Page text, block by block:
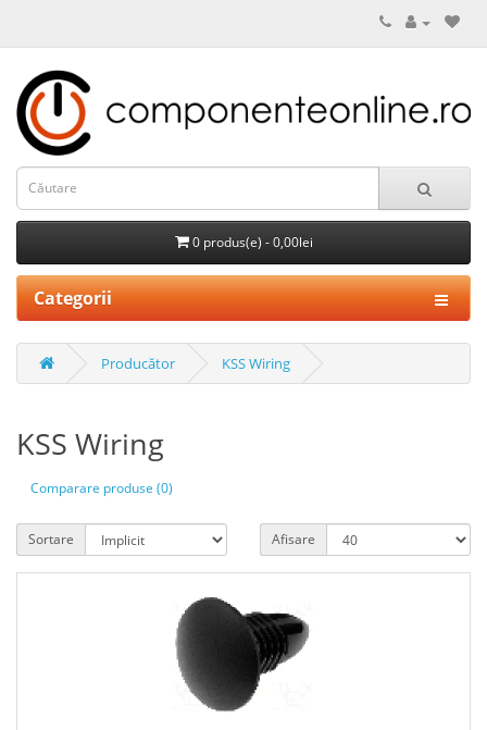
0 produs(e) - 0,00lei
Categorii
Producător KSS Wiring
KSS Wiring
Comparare produse (0)
Sortare Afisare